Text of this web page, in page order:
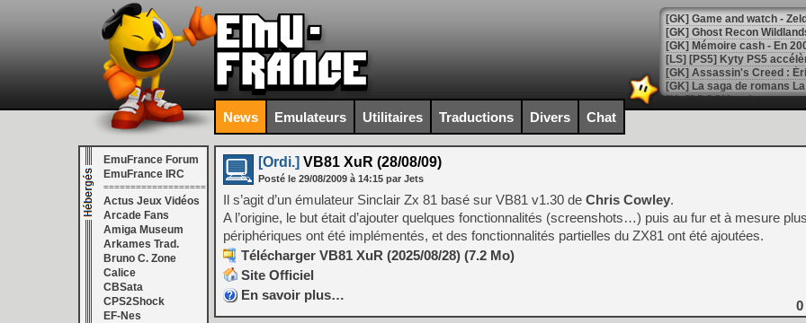
[Mo5] DOOM arrive en
[GK] Bethesda fête les 30
[GK] Roblox : l'action en
[GK] Agenda - GeForce
[LS] [PS5] ps5-y2jb-
[GK] Pourquoi Marvel
[GK] Test : Restory : Chill
[GK] GTA 6 : Rockstar
[GK] Hot Wheels Infinite
[GK] Mémoire cash -
[GK] Résultats Nintendo :
News Emulateurs Utilitaires Traductions Divers Chat
EmuFrance Forum
EmuFrance IRC
===================
Actus Jeux Vidéos
Arcade Fans
Amiga Museum
Arkames Trad.
Bruno C. Zone
Calice
CBSata
CPS2Shock
EF-Nes
[Ordi.] VB81 XuR (28/08/09)
Posté le 29/08/2009 à 14:15 par Jets
Il s’agit d’un émulateur Sinclair Zx 81 basé sur VB81 v1.30 de Chris Cowley.
A l’origine, le but était d’ajouter quelques fonctionnalités (screenshots…) puis au fur et à mesure
périphériques ont été implémentés, et des fonctionnalités partielles du ZX81 ont été ajoutées.
Télécharger VB81 XuR (2025/08/28) (7.2 Mo)
Site Officiel
En savoir plus…
0